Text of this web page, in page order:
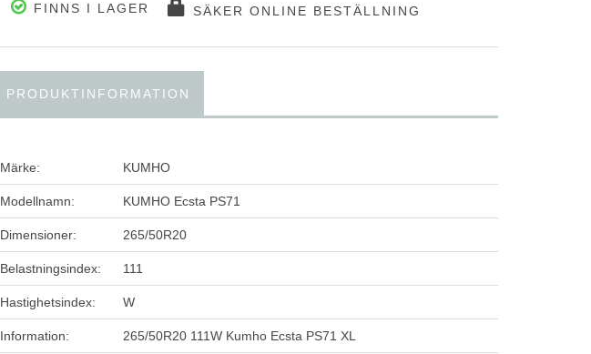
FINNS I LAGER SÄKER ONLINE BESTÄLLNING
PRODUKTINFORMATION
Märke: KUMHO
Modellnamn: KUMHO Ecsta PS71
Dimensioner: 265/50R20
Belastningsindex: 111
Hastighetsindex: W
Information: 265/50R20 111W Kumho Ecsta PS71 XL